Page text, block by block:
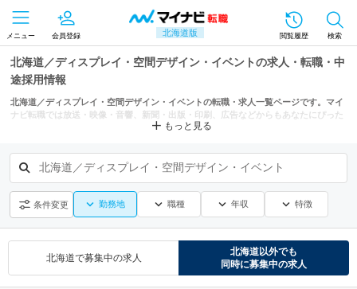
北海道版
メニュー 会員登録 閲覧履歴 検索
北海道／ディスプレイ・空間デザイン・イベントの求人・転職・中
途採用情報
北海道／ディスプレイ・空間デザイン・イベントの転職・求人一覧ページです。マイ
ナビ転職では放送・映像・音響、新聞・出版・印刷、広告などからもあなたにぴった
もっと見る
北海道／ディスプレイ・空間デザイン・イベント
条件変更 勤務地 職種 年収 特徴
北海道で募集中の求人
北海道以外でも
同時に募集中の求人